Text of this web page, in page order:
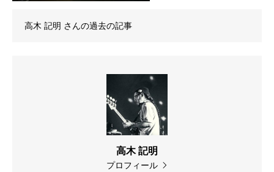
高木 記明 さんの過去の記事
高木 記明
プロフィール